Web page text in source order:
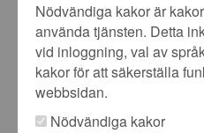
Skapa / glömt lösenord.
Nödvändiga kakor är
använda tjänsten. Detta
vid inloggning, val av
kakor för att säkerställa
webbsidan.
Nödvändiga kakor